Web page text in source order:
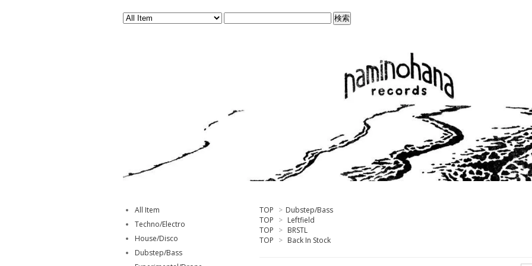
TOP > Dubstep/Bass
TOP > Leftfield
TOP > BRSTL
TOP > Back In Stock
All Item
Techno/Electro
House/Disco
Dubstep/Bass